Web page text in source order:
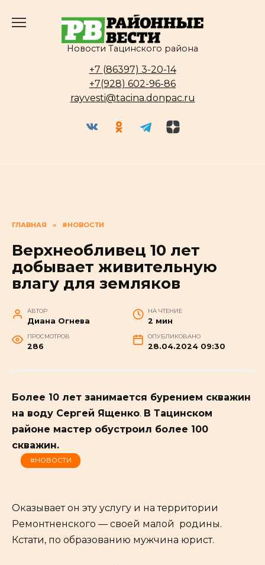
Новости Тацинского района
+7 (86397) 3-20-14
+7(928) 602-96-86
rayvesti@tacina.donpac.ru
ГЛАВНАЯ » #НОВОСТИ
Верхнеобливец 10 лет
добывает живительную
влагу для земляков
АВТОР
Диана Огнева
НА ЧТЕНИЕ
2 мин
ПРОСМОТРОВ
286
ОПУБЛИКОВАНО
28.04.2024 09:30
Более 10 лет занимается бурением скважин
на воду Сергей Ященко. В Тацинском
районе мастер обустроил более 100
скважин.
#НОВОСТИ
Оказывает он эту услугу и на территории
Ремонтненского — своей малой родины.
Кстати, по образованию мужчина юрист.